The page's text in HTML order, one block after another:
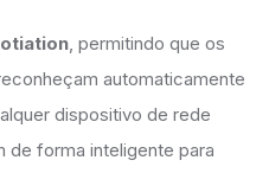
, permitindo que os
automaticamente
dispositivo de rede
de forma inteligente para